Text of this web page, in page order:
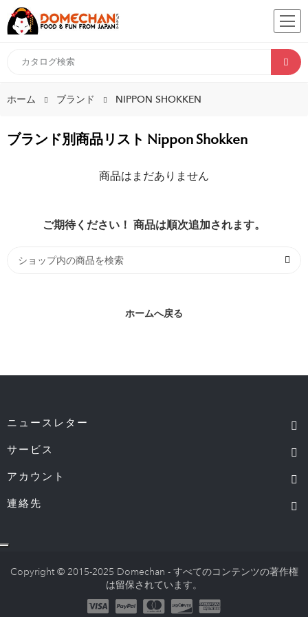
ホーム ブランド NIPPON SHOKKEN
ブランド別商品リスト Nippon Shokken
商品はまだありません
ご期待ください！ 商品は順次追加されます。
ホームへ戻る
ニュースレター
サービス
アカウント
連絡先
Copyright © 2015-2025 Domechan - すべてのコンテンツの著作権
は留保されています。